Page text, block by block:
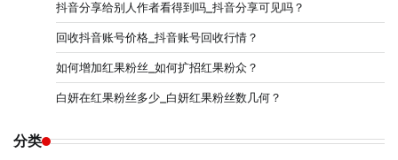
抖音分享给别人作者看得到吗_抖音分享可见吗？
回收抖音账号价格_抖音账号回收行情？
如何增加红果粉丝_如何扩招红果粉众？
白妍在红果粉丝多少_白妍红果粉丝数几何？
分类